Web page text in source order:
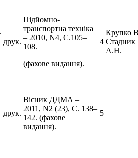
друк.
Підйомно-
транспортна техніка
– 2010, N4, С.105–
108.
(фахове видання).
4
Крупко
Стадник
А.Н.
друк.
Вісник ДДМА –
2011, N2 (23), С. 138–
142. (фахове
видання).
5 –––––